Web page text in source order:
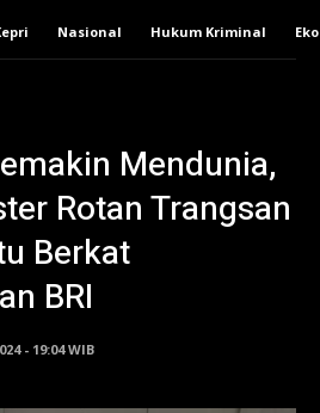
Nasional Hukum Kriminal
Mendunia,
Rotan Trangsan
Berkat
BRI
- 19:04 WIB